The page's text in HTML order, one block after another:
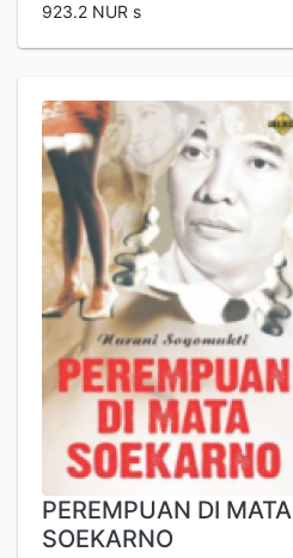
923.2 NUR s
PEREMPUAN DI MATA
SOEKARNO